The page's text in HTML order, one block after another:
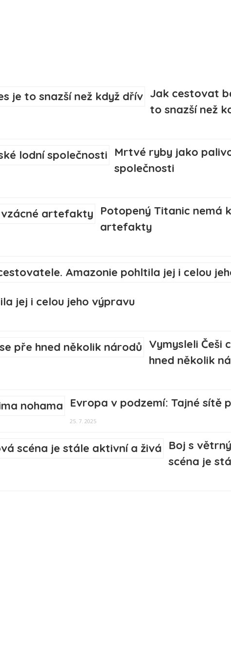
Jak cestovat
to snazší než
Mrtvé ryby jako
společnosti
Potopený Titanic nemá
artefakty
jej i celou jeho výpravu
Vymysleli Češi
hned několik
Evropa v podzemí: Tajné sítě
25. 7. 2025
Boj s
scéna je